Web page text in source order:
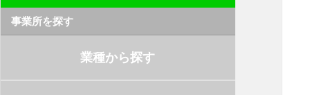
事業所を探す
業種から探す